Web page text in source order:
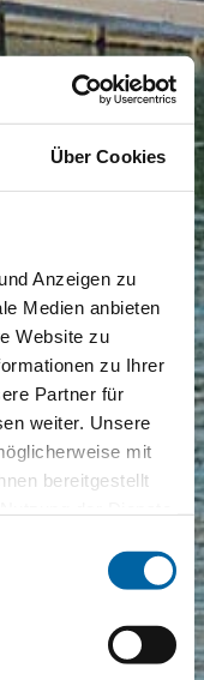
Über Cookies
Anzeigen zu
Medien anbieten
Website zu
zu Ihrer
Partner für
weiter. Unsere
mit
bereitgestellt